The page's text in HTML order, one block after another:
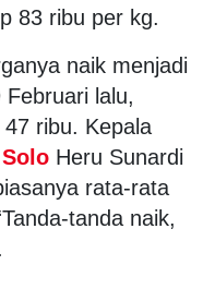
83 ribu per kg.
naik menjadi
lalu,
ribu. Kepala
Heru Sunardi
rata-rata
tanda naik,